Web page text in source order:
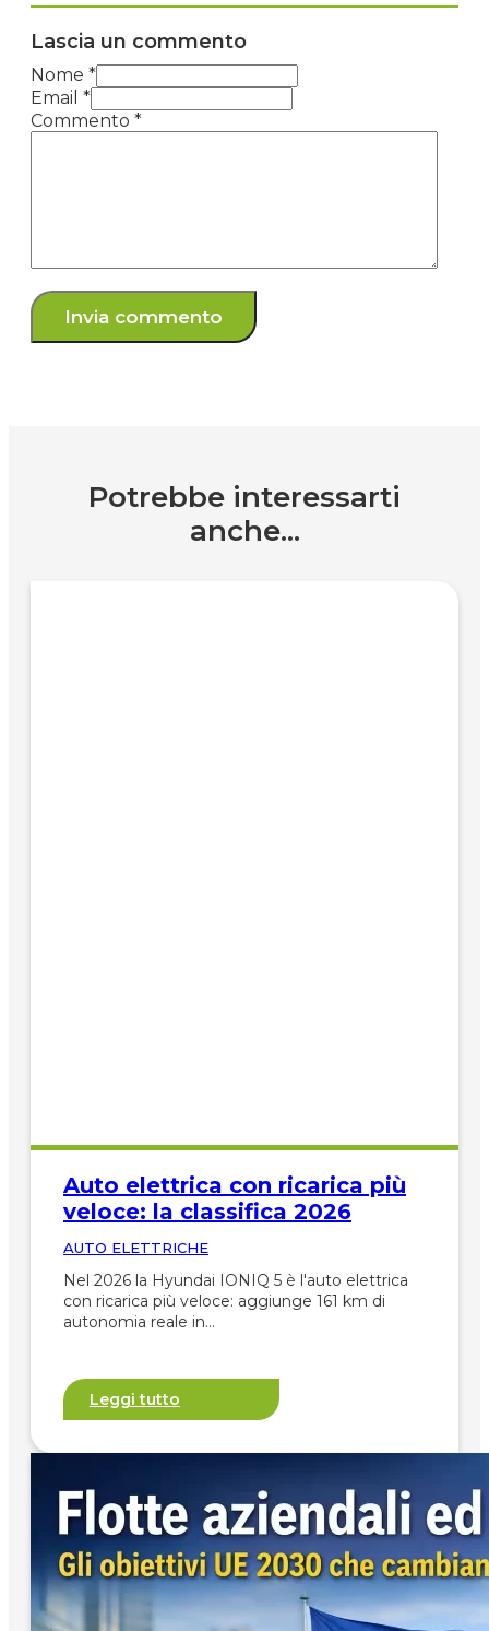
Lascia un commento
Nome *
Email *
Commento *
Potrebbe interessarti
anche...
Auto elettrica con ricarica più
veloce: la classifica 2026
AUTO ELETTRICHE
Nel 2026 la Hyundai IONIQ 5 è l'auto elettrica
con ricarica più veloce: aggiunge 161 km di
autonomia reale in…
Leggi tutto